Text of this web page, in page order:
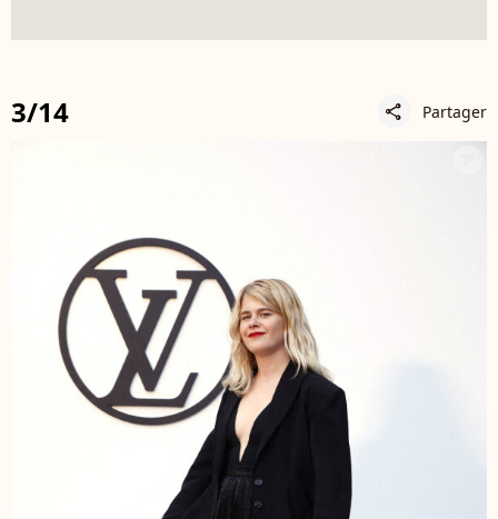
3/14 share Partager